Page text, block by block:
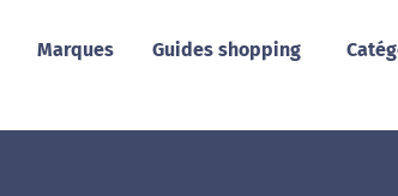
Marques Guides shopping